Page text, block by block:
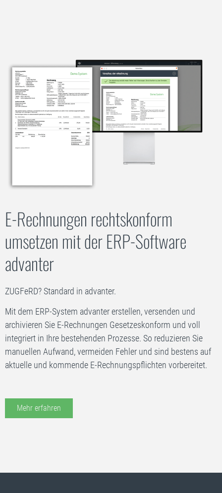
E‑Rechnungen rechtskonform
umsetzen mit der ERP-Software
advanter
ZUGFeRD? Standard in advanter.
Mit dem ERP-System advanter erstellen, versenden und
archivieren Sie E‑Rechnungen Gesetzeskonform und voll
integriert in Ihre bestehenden Prozesse. So reduzieren Sie
manuellen Aufwand, vermeiden Fehler und sind bestens auf
aktuelle und kommende E‑Rechnungspflichten vorbereitet.
Mehr erfahren